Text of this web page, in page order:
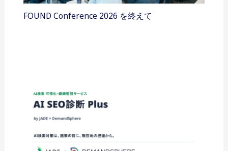
FOUND Conference 2026 を終えて